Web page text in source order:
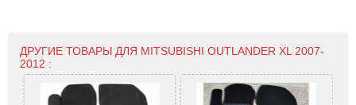
ДРУГИЕ ТОВАРЫ ДЛЯ MITSUBISHI OUTLANDER XL 2007-
2012 :